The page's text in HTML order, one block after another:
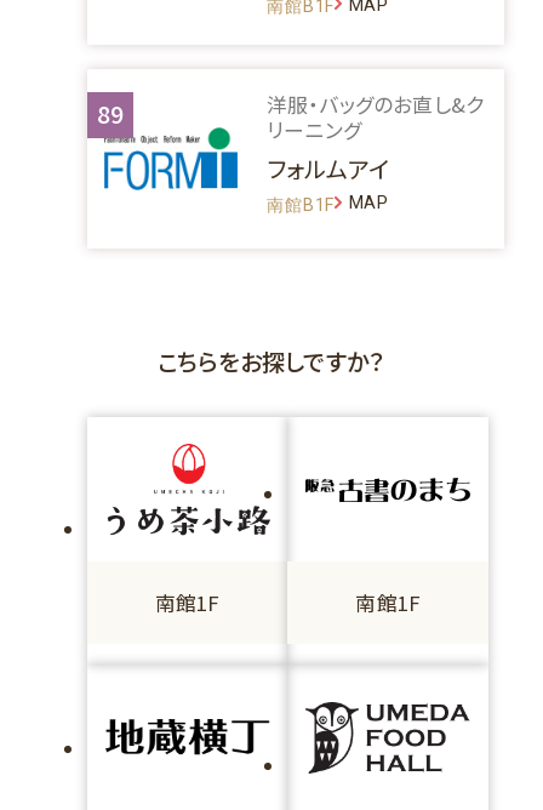
南館B1F MAP
89
洋服・バッグのお直し&ク
リーニング
フォルムアイ
南館B1F MAP
こちらをお探しですか？
南館1F 南館1F